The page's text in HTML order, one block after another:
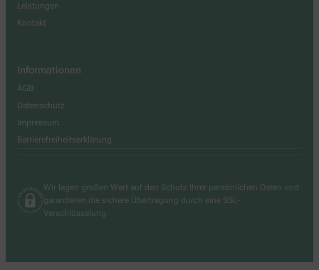
Leistungen
Kontakt
Informationen
AGB
Datenschutz
Impressum
Barrierefreiheitserklärung
Wir legen großen Wert auf den Schutz Ihrer persönlichen Daten und
garantieren die sichere Übertragung durch eine SSL-
Verschlüsselung.